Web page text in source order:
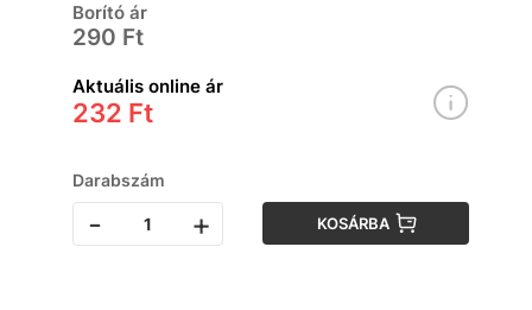
Borító ár
290 Ft
Aktuális online ár
232 Ft
Darabszám
- + KOSÁRBA